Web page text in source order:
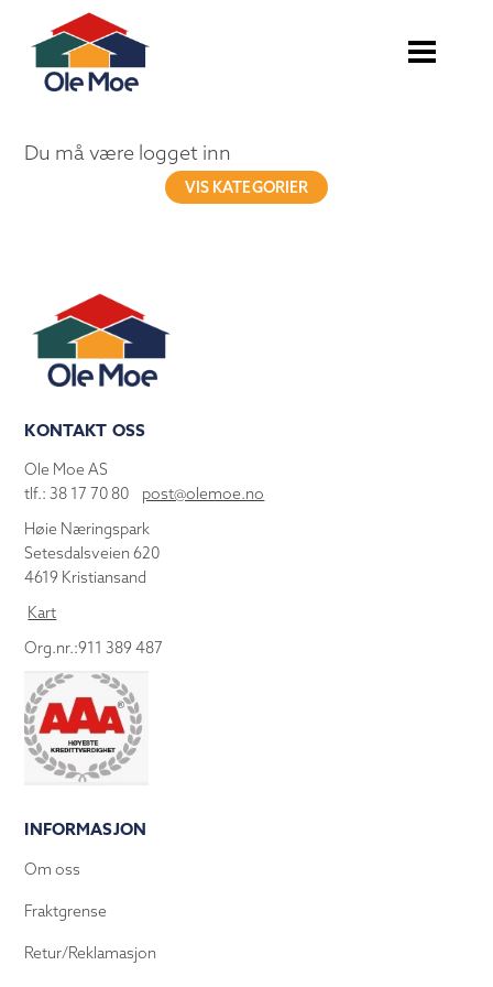
Du må være logget inn
VIS KATEGORIER
KONTAKT OSS
Ole Moe AS
tlf.: 38 17 70 80 post@olemoe.no
Høie Næringspark
Setesdalsveien 620
4619 Kristiansand
Kart
Org.nr.:911 389 487
INFORMASJON
Om oss
Fraktgrense
Retur/Reklamasjon